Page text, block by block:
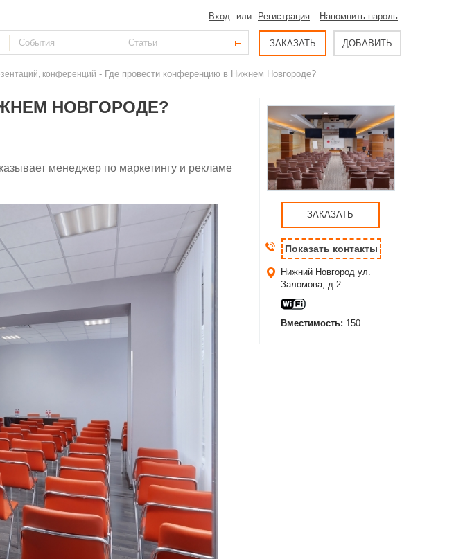
Вход или Регистрация Напомнить пароль
ЗАКАЗАТЬ ДОБАВИТЬ
конференций - Где провести конференцию в Нижнем Новгороде?
НОВГОРОДЕ?
менеджер по маркетингу и рекламе
ЗАКАЗАТЬ
Показать контакты
Нижний Новгород ул.
Заломова, д.2
Вместимость: 150